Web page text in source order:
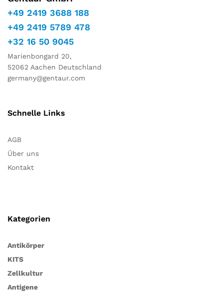
+49 2419 3688 188
+49 2419 5789 478
+32 16 50 9045
Marienbongard 20,
52062 Aachen Deutschland
germany@gentaur.com
Schnelle Links
AGB
Über uns
Kontakt
Kategorien
Antikörper
KITS
Zellkultur
Antigene